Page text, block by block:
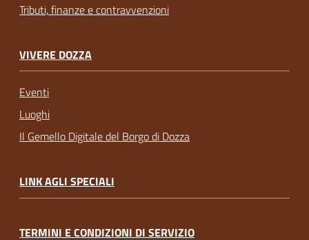
Tributi, finanze e contravvenzioni
VIVERE DOZZA
Eventi
Luoghi
Il Gemello Digitale del Borgo di Dozza
LINK AGLI SPECIALI
TERMINI E CONDIZIONI DI SERVIZIO